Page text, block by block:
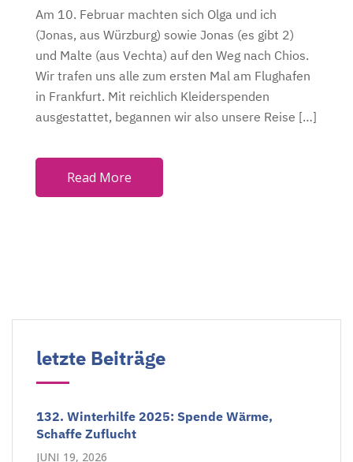
D
O
N
Am 10. Februar machten sich Olga und ich
(Jonas, aus Würzburg) sowie Jonas (es gibt 2)
und Malte (aus Vechta) auf den Weg nach Chios.
Wir trafen uns alle zum ersten Mal am Flughafen
in Frankfurt. Mit reichlich Kleiderspenden
ausgestattet, begannen wir also unsere Reise […]
Read More
letzte Beiträge
132. Winterhilfe 2025: Spende Wärme,
Schaffe Zuflucht
JUNI 19, 2026